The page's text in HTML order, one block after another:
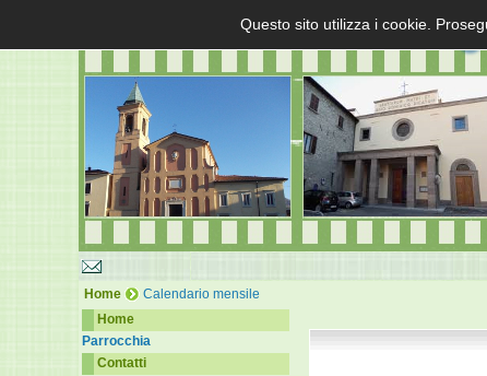
Home
Calendario mensile
Home
Parrocchia
Contatti
Questo sito utilizza i cookie.